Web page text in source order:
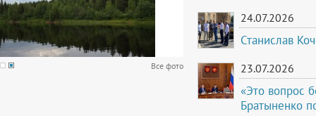
Все фото
24.07.2026
Станислав
23.07.2026
«Это вопрос
Братыненко